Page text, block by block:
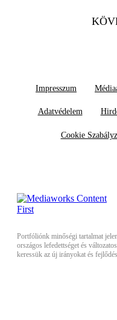
Impresszum
Adatvédelem
Cookie
Portfóliónk minőségi tartalmat
országos lefedettséget és
keressük az új irányokat és